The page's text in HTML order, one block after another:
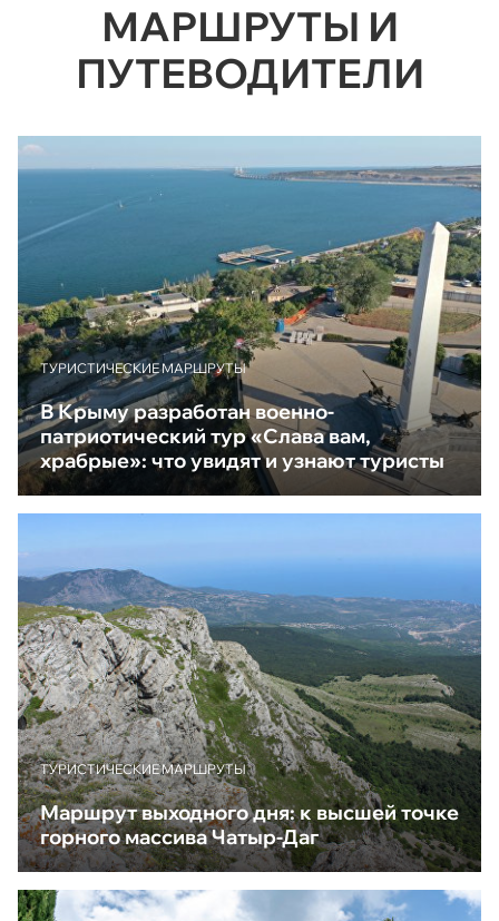
МАРШРУТЫ И
ПУТЕВОДИТЕЛИ
ТУРИСТИЧЕСКИЕ МАРШРУТЫ
В Крыму разработан военно-
патриотический тур «Слава вам,
храбрые»: что увидят и узнают туристы
ТУРИСТИЧЕСКИЕ МАРШРУТЫ
Маршрут выходного дня: к высшей точке
горного массива Чатыр-Даг